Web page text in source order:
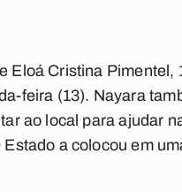
Eloá Cristina Pimentel,
feira (13). Nayara
ao local para ajudar
a colocou em